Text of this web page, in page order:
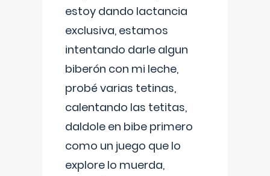
estoy dando lactancia
exclusiva, estamos
intentando darle algun
biberón con mi leche,
probé varias tetinas,
calentando las tetitas,
daldole en bibe primero
como un juego que lo
explore lo muerda,